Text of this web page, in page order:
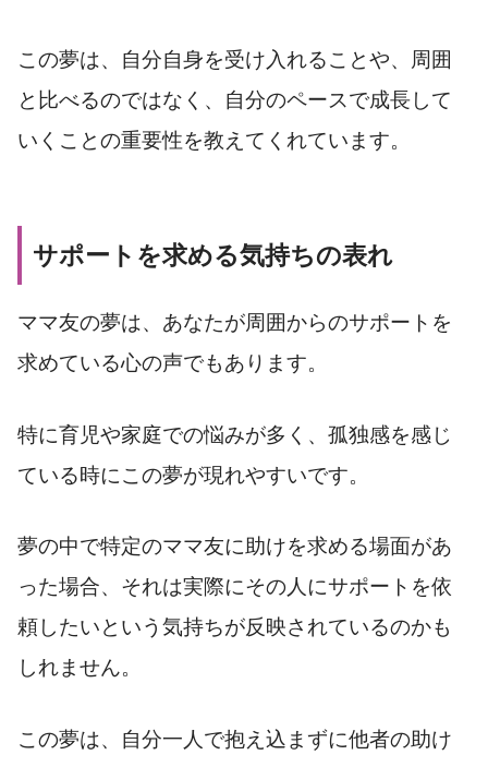
この夢は、自分自身を受け入れることや、周囲
と比べるのではなく、自分のペースで成長して
いくことの重要性を教えてくれています。
サポートを求める気持ちの表れ
ママ友の夢は、あなたが周囲からのサポートを
求めている心の声でもあります。
特に育児や家庭での悩みが多く、孤独感を感じ
ている時にこの夢が現れやすいです。
夢の中で特定のママ友に助けを求める場面があ
った場合、それは実際にその人にサポートを依
頼したいという気持ちが反映されているのかも
しれません。
この夢は、自分一人で抱え込まずに他者の助け